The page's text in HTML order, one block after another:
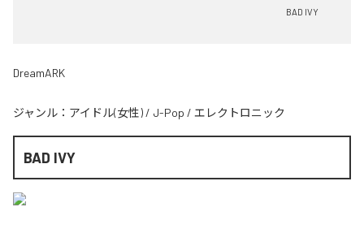
BAD IVY
DreamARK
ジャンル： アイドル(女性) / J-Pop / エレクトロニック
BAD IVY